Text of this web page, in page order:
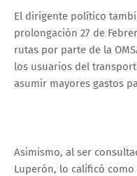
El dirigente político
prolongación 27 de
rutas por parte de la
los usuarios del
asumir mayores gastos
Asimismo, al ser
Luperón, lo calificó